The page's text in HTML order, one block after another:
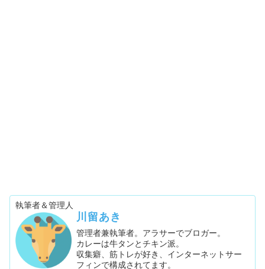
執筆者＆管理人
川留あき
管理者兼執筆者。アラサーでブロガー。
カレーは牛タンとチキン派。
収集癖、筋トレが好き、インターネットサー
フィンで構成されてます。